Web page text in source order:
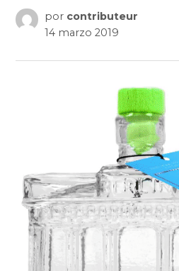
por contributeur
14 marzo 2019